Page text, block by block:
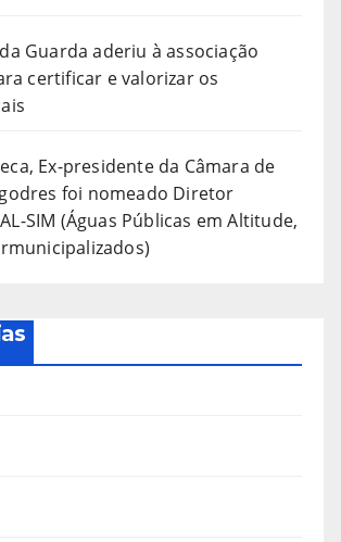
Guarda aderiu à associação
certificar e valorizar os
Ex-presidente da Câmara de
foi nomeado Diretor
SIM (Águas Públicas em Altitude,